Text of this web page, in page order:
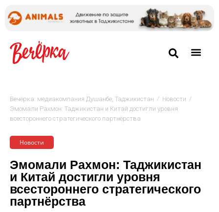
Вечёрка: медиакомпания Душанбе, Таджикистан / Новости /
Эмомали Рахмон: Таджикистан и Китай достигли уровня
всестороннего стратегического партнёрства
Новости
Эмомали Рахмон: Таджикистан
и Китай достигли уровня
всестороннего стратегического
партнёрства